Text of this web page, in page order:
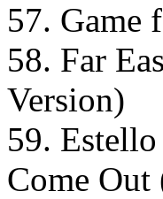
57. Game
58. Far
Version)
59.
Come